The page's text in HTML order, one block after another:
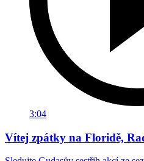
3:04
Vítej zpátky na Floridě,